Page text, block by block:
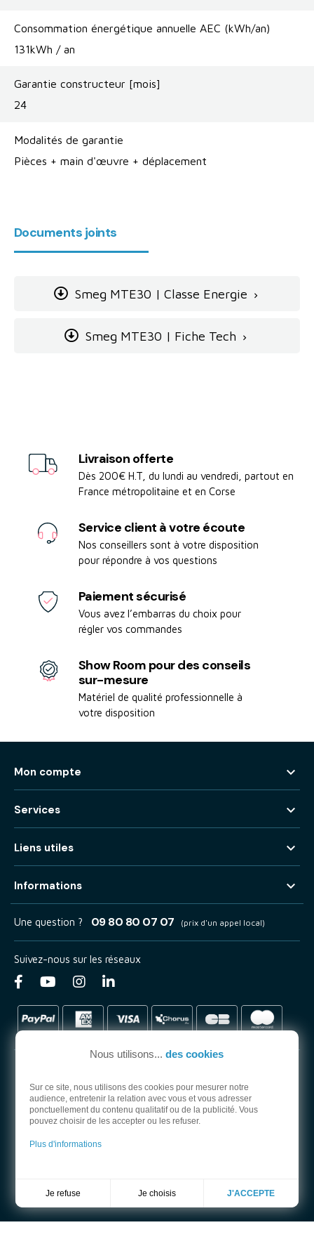
Consommation énergétique annuelle AEC (kWh/an)
131kWh / an
Garantie constructeur [mois]
24
Modalités de garantie
Pièces + main d'œuvre + déplacement
Documents joints
Smeg MTE30 | Classe Energie 
Smeg MTE30 | Fiche Tech 
Livraison offerte
Dès 200€ H.T, du lundi au vendredi, partout en
France métropolitaine et en Corse
Service client à votre écoute
Nos conseillers sont à votre disposition
pour répondre à vos questions
Paiement sécurisé
Vous avez l’embarras du choix pour
régler vos commandes
Show Room pour des conseils
sur-mesure
Matériel de qualité professionnelle à
votre disposition
Mon compte 
Services 
Liens utiles 
Informations 
Nous utilisons... des cookies
Sur ce site, nous utilisons des cookies pour mesurer notre
audience, entretenir la relation avec vous et vous adresser
ponctuellement du contenu qualitatif ou de la publicité. Vous
pouvez choisir de les accepter ou les refuser.
Plus d'informations
Je refuse Je choisis J'ACCEPTE
Une question ? 09 80 80 07 07 (prix d'un appel local)
Suivez-nous sur les réseaux
PARTENAIRE OFFICIEL